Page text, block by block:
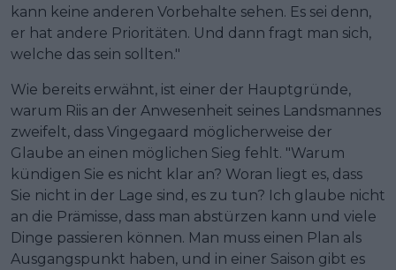
kann keine anderen Vorbehalte sehen. Es sei denn,
er hat andere Prioritäten. Und dann fragt man sich,
welche das sein sollten."
Wie bereits erwähnt, ist einer der Hauptgründe,
warum Riis an der Anwesenheit seines Landsmannes
zweifelt, dass Vingegaard möglicherweise der
Glaube an einen möglichen Sieg fehlt. "Warum
kündigen Sie es nicht klar an? Woran liegt es, dass
Sie nicht in der Lage sind, es zu tun? Ich glaube nicht
an die Prämisse, dass man abstürzen kann und viele
Dinge passieren können. Man muss einen Plan als
Ausgangspunkt haben, und in einer Saison gibt es